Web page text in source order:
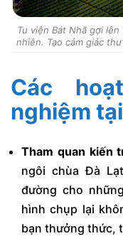
Tu viện Bát Nhã gợi
nhiên. Tạo cảm giác
Các
nghiệm
Tham quan kiến
ngôi chùa Đà
đường cho
hình chụp lại
bạn thưởng thức,